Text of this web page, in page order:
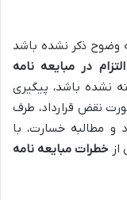
وضوح ذکر نشده باشد
در مبایعه نامه
نشده باشد، پیگیری
نقض قرارداد، طرف
مطالبه خسارت، با
خطرات مبایعه نامه